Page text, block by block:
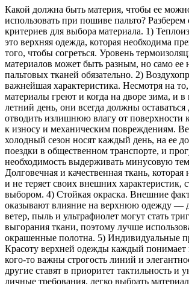
Какой должна быть материя, чтобы ее
использовать при пошиве пальто? Разберем
критериев для выбора материала. 1)
это верхняя одежда, которая необходима
того, чтобы согреться. Уровень
материалов может быть разным, но само ее
пальтовых тканей обязательно. 2)
важнейшая характеристика. Несмотря на
материалы греют и когда на дворе зима, и
летний день, они всегда должны
отводить излишнюю влагу от поверхности
к износу и механическим повреждениям.
холодный сезон носят каждый день, на ее
поездки в общественном транспорте, и
необходимость выдерживать минусовую
Долговечная и качественная ткань,
и не теряет своих внешних характеристик,
выбором. 4) Стойкая окраска. Внешние
оказывают влияние на верхнюю одежду —
ветер, пыль и ультрафиолет могут стать
выгорания ткани, поэтому лучше
окрашенные полотна. 5) Индивидуальные
Красоту верхней одежды каждый понимает
кого-то важны строгость линий и
другие ставят в приоритет тактильность и
личные требования, легко выбрать